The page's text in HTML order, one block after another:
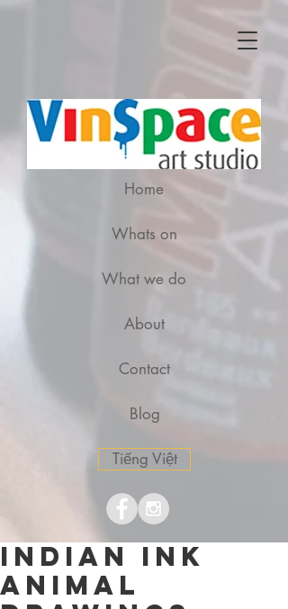
Home
Whats on
What we do
About
Contact
Blog
Tiếng Việt
Indian Ink
Animal